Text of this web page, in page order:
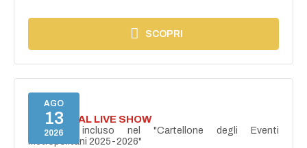
SCOPRI
AGO
13
2026
I PERSONAL LIVE SHOW
Progetto incluso nel "Cartellone degli Eventi
Metropolitani 2025-2026"